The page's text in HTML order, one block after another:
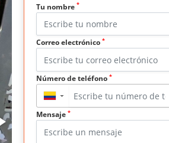
Tu nombre *
Correo electrónico *
Número de teléfono *
▼
Mensaje *